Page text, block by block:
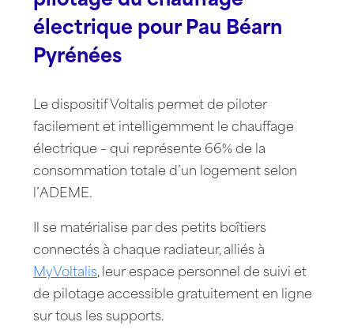
électrique pour Pau Béarn
Pyrénées
Le dispositif Voltalis permet de piloter
facilement et intelligemment le chauffage
électrique – qui représente 66% de la
consommation totale d’un logement selon
l’ADEME.
Il se matérialise par des petits boîtiers
connectés à chaque radiateur, alliés à
MyVoltalis, leur espace personnel de suivi et
de pilotage accessible gratuitement en ligne
sur tous les supports.